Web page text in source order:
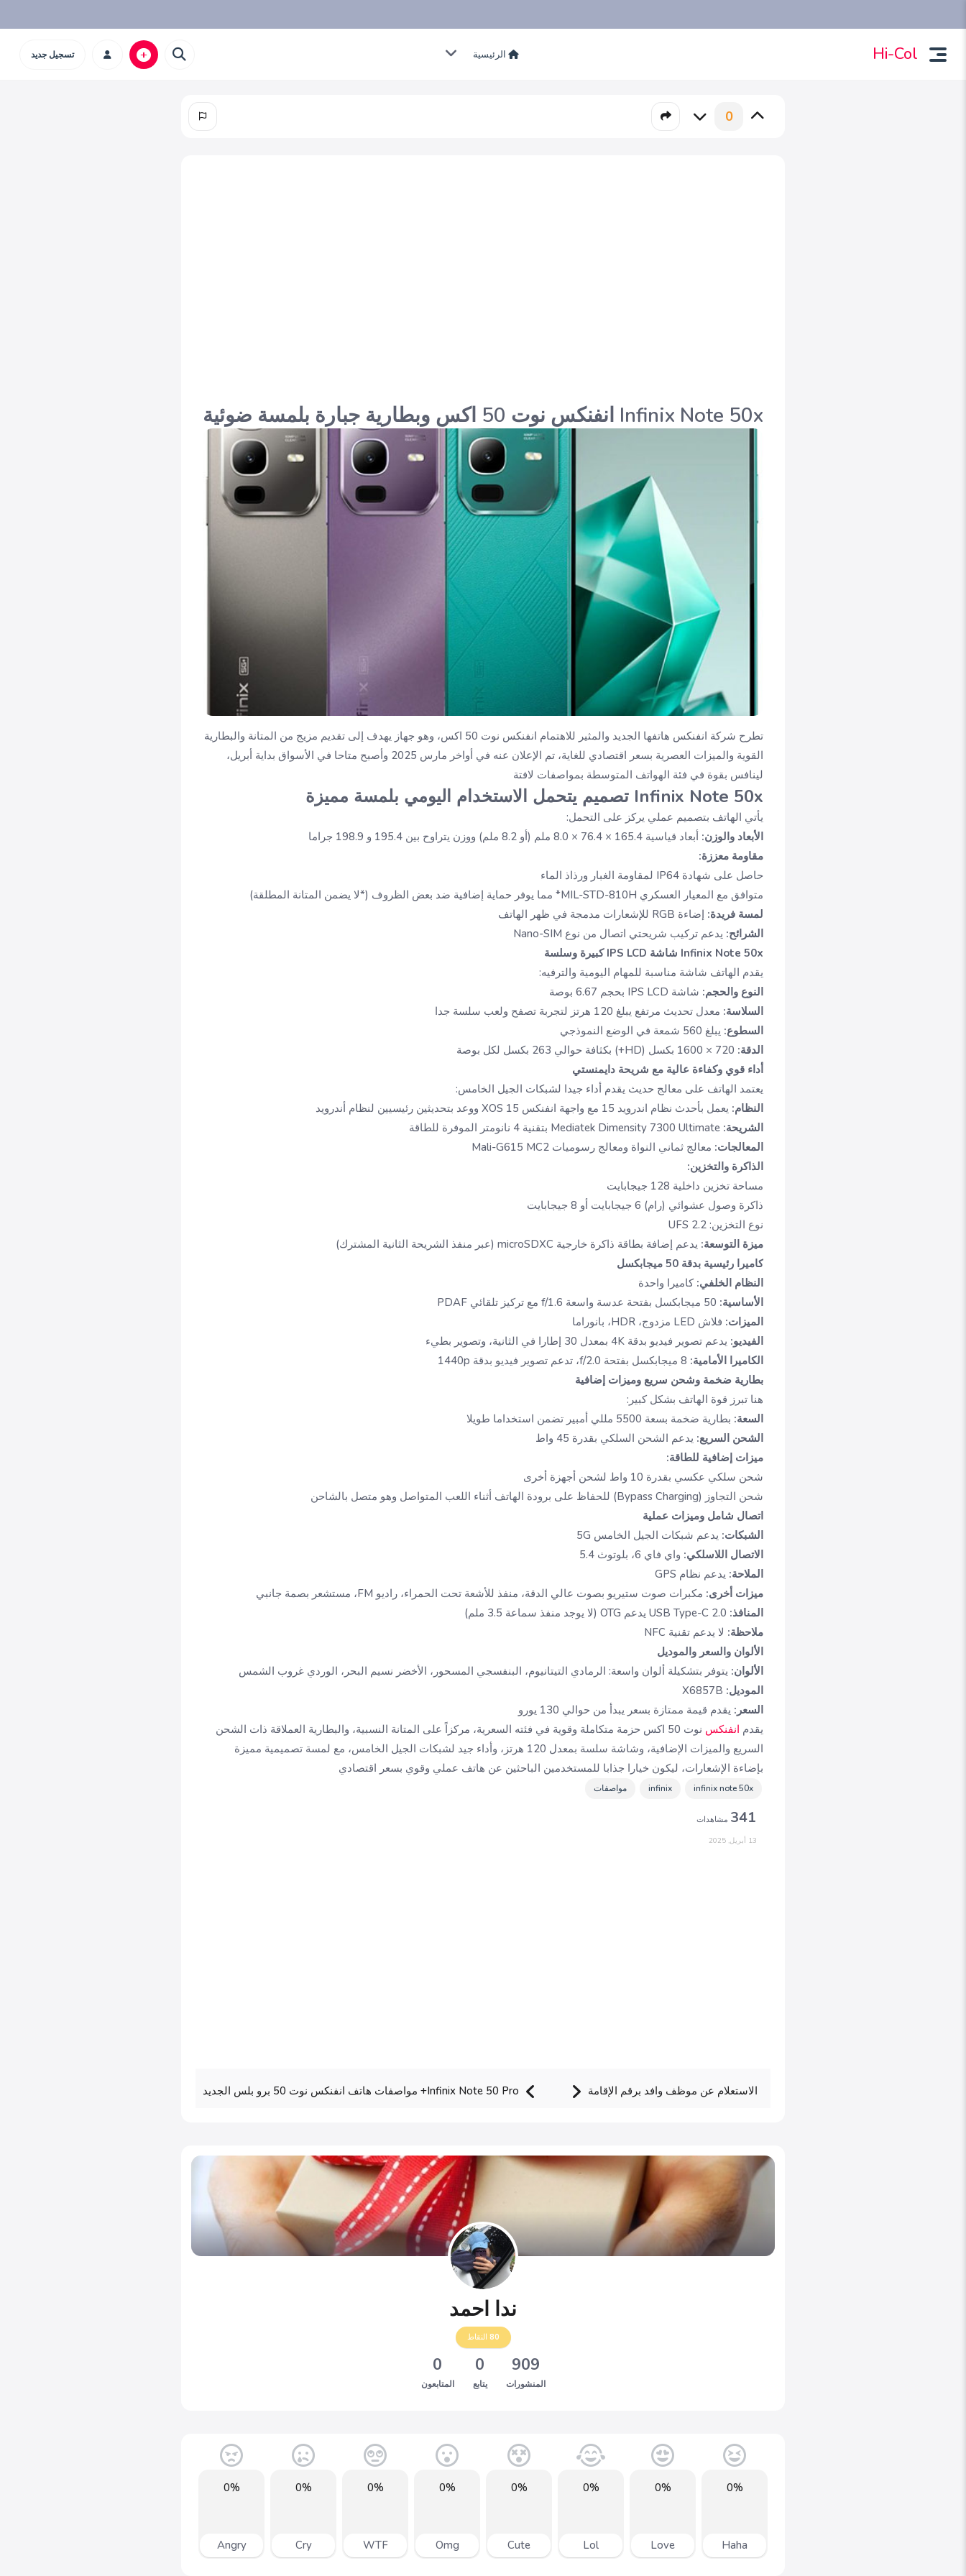
Hi-Col الرئيسية تسجيل جديد
0
Infinix Note 50x انفنكس نوت 50 اكس وبطارية جبارة بلمسة ضوئية
تطرح شركة انفنكس هاتفها الجديد والمثير للاهتمام انفنكس نوت 50 اكس، وهو جهاز يهدف إلى تقديم مزيج من المتانة والبطارية
القوية والميزات العصرية بسعر اقتصادي للغاية، تم الإعلان عنه في أواخر مارس 2025 وأصبح متاحا في الأسواق بداية أبريل،
لينافس بقوة في فئة الهواتف المتوسطة بمواصفات لافتة
Infinix Note 50x تصميم يتحمل الاستخدام اليومي بلمسة مميزة
يأتي الهاتف بتصميم عملي يركز على التحمل:
الأبعاد والوزن: أبعاد قياسية 165.4 × 76.4 × 8.0 ملم (أو 8.2 ملم) ووزن يتراوح بين 195.4 و 198.9 جراما
مقاومة معززة:
حاصل على شهادة IP64 لمقاومة الغبار ورذاذ الماء
متوافق مع المعيار العسكري MIL-STD-810H* مما يوفر حماية إضافية ضد بعض الظروف (*لا يضمن المتانة المطلقة)
لمسة فريدة: إضاءة RGB للإشعارات مدمجة في ظهر الهاتف
الشرائح: يدعم تركيب شريحتي اتصال من نوع Nano-SIM
Infinix Note 50x شاشة IPS LCD كبيرة وسلسة
يقدم الهاتف شاشة مناسبة للمهام اليومية والترفيه:
النوع والحجم: شاشة IPS LCD بحجم 6.67 بوصة
السلاسة: معدل تحديث مرتفع يبلغ 120 هرتز لتجربة تصفح ولعب سلسة جدا
السطوع: يبلغ 560 شمعة في الوضع النموذجي
الدقة:
أداء قوي وكفاءة عالية مع شريحة دايمنستي
يعتمد الهاتف على معالج حديث يقدم أداء جيدا لشبكات الجيل الخامس:
النظام: يعمل بأحدث نظام اندرويد 15 مع واجهة انفنكس XOS 15 ووعد بتحديثين رئيسيين لنظام أندرويد
الشريحة:
المعالجات: معالج ثماني النواة ومعالج رسوميات Mali-G615 MC2
الذاكرة والتخزين:
مساحة تخزين داخلية 128 جيجابايت
ذاكرة وصول عشوائي (رام) 6 جيجابايت أو 8 جيجابايت
نوع التخزين: UFS 2.2
ميزة التوسعة: يدعم إضافة بطاقة ذاكرة خارجية microSDXC (عبر منفذ الشريحة الثانية المشترك)
كاميرا رئيسية بدقة 50 ميجابكسل
النظام الخلفي: كاميرا واحدة
الأساسية:
الميزات: فلاش LED مزدوج، HDR، بانوراما
الفيديو: يدعم تصوير فيديو بدقة 4K بمعدل 30 إطارا في الثانية، وتصوير بطيء
الكاميرا الأمامية:
بطارية ضخمة وشحن سريع وميزات إضافية
هنا تبرز قوة الهاتف بشكل كبير:
السعة: بطارية ضخمة بسعة 5500 مللي أمبير تضمن استخداما طويلا
الشحن السريع: يدعم الشحن السلكي بقدرة 45 واط
ميزات إضافية للطاقة:
شحن سلكي عكسي بقدرة 10 واط لشحن أجهزة أخرى
شحن التجاوز (Bypass Charging) للحفاظ على برودة الهاتف أثناء اللعب المتواصل وهو متصل بالشاحن
اتصال شامل وميزات عملية
الشبكات: يدعم شبكات الجيل الخامس 5G
الاتصال اللاسلكي: واي فاي 6، بلوتوث 5.4
الملاحة: يدعم نظام GPS
ميزات أخرى: مكبرات صوت ستيريو بصوت عالي الدقة، منفذ للأشعة تحت الحمراء، راديو FM، مستشعر بصمة جانبي
المنافذ:
ملاحظة: لا يدعم تقنية NFC
الألوان والسعر والموديل
الألوان: يتوفر بتشكيلة ألوان واسعة: الرمادي التيتانيوم، البنفسجي المسحور، الأخضر نسيم البحر، الوردي غروب الشمس
الموديل:
السعر: يقدم قيمة ممتازة بسعر يبدأ من حوالي 130 يورو
يقدم انفنكس
نوت 50 اكس حزمة متكاملة وقوية في فئته السعرية، مركزاً على المتانة النسبية، والبطارية العملاقة ذات الشحن
السريع والميزات الإضافية، وشاشة سلسة بمعدل 120 هرتز، وأداء جيد لشبكات الجيل الخامس، مع لمسة تصميمية مميزة
بإضاءة الإشعارات، ليكون خيارا جذابا للمستخدمين الباحثين عن هاتف عملي وقوي بسعر اقتصادي
infinix note 50x
infinix مواصفات
341 مشاهدات
13 أبريل, 2025
الاستعلام عن موظف وافد برقم الإقامة
ندا احمد
80 النقاط
909
المنشورات
0
يتابع
0
المتابعون
0%
Haha
0%
Love
0%
Lol
0%
Cute
0%
Omg
0%
WTF
0%
Cry
0%
Angry